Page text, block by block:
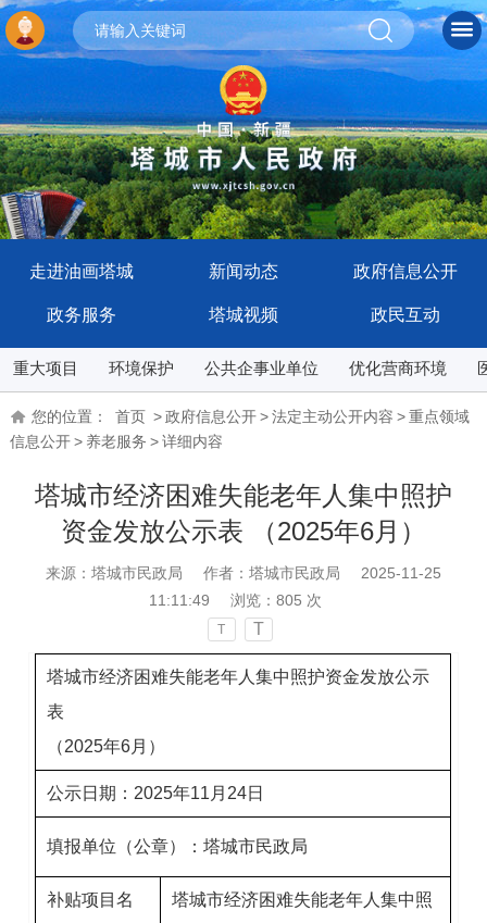
走进油画塔城 新闻动态 政府信息公开
政务服务 塔城视频 政民互动
重大项目 环境保护 公共企事业单位 优化营商环境
您的位置： 首页 >政府信息公开>法定主动公开内容 >重点领域
信息公开> 养老服务 >详细内容
塔城市经济困难失能老年人集中照护
资金发放公示表 （2025年6月）
来源：塔城市民政局 作者：塔城市民政局
2025-11-25
11:11:49
浏览： 805 次
T T
塔城市经济困难失能老年人集中照护资金发放公示
表
（2025年6月）
公示日期：2025年11月24日
填报单位（公章）：塔城市民政局
补贴项目名
塔城市经济困难失能老年人集中照